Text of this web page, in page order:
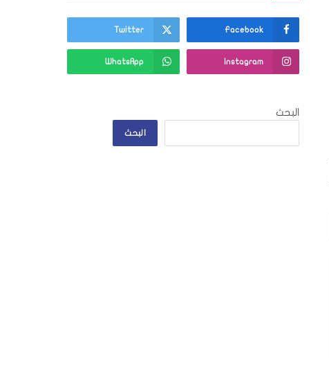
Facebook
Twitter
Instagram
WhatsApp
البحث
البحث